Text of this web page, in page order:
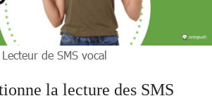
Lecteur de SMS vocal
la lecture des SMS